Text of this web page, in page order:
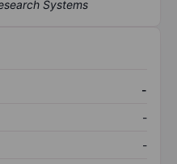
-
-
-